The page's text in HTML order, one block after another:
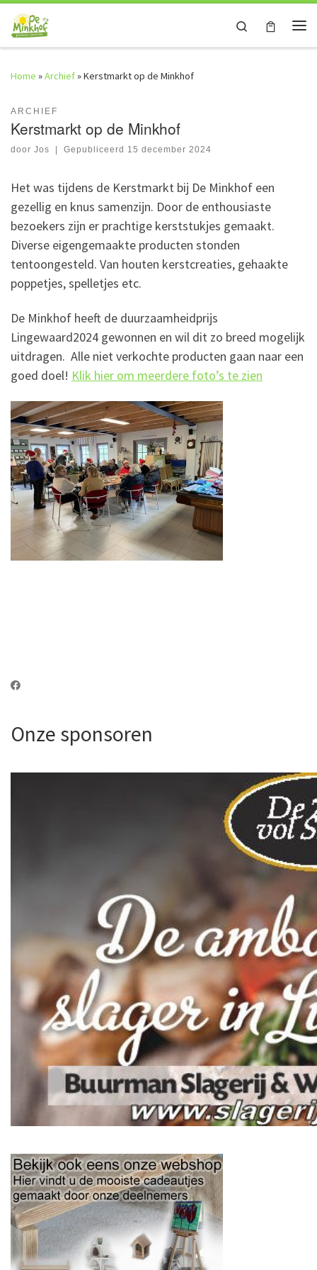
Skip to content
Search
Home »Archief»Kerstmarkt op de Minkhof
ARCHIEF
Kerstmarkt op de Minkhof
door Jos | Gepubliceerd 15 december 2024
Het was tijdens de Kerstmarkt bij De Minkhof een
gezellig en knus samenzijn. Door de enthousiaste
bezoekers zijn er prachtige kerststukjes gemaakt.
Diverse eigengemaakte producten stonden
tentoongesteld. Van houten kerstcreaties, gehaakte
poppetjes, spelletjes etc.
De Minkhof heeft de duurzaamheidprijs
Lingewaard2024 gewonnen en wil dit zo breed mogelijk
uitdragen. Alle niet verkochte producten gaan naar een
goed doel! Klik hier om meerdere foto’s te zien
Onze sponsoren